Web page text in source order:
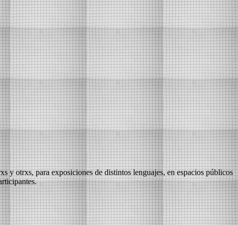
y otrxs, para exposiciones de distintos lenguajes, en espacios públicos